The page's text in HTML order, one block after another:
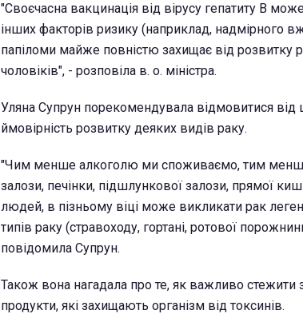
"Своєчасна вакцинація від вірусу гепатиту В
інших факторів ризику (наприклад, надмірного
папіломи майже повністю захищає від розвитку
чоловіків", - розповіла в. о. міністра.
Уляна Супрун порекомендувала відмовитися від
ймовірність розвитку деяких видів раку.
"Чим менше алкоголю ми споживаємо, тим менше
залози, печінки, підшлункової залози, прямої
людей, в пізньому віці може викликати рак
типів раку (стравоходу, гортані, ротової
повідомила Супрун.
Також вона нагадала про те, як важливо стежити
продукти, які захищають організм від токсинів.